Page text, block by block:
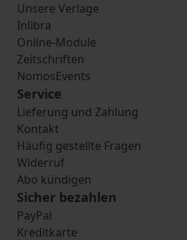
Unsere Verlage
Inlibra
Online-Module
Zeitschriften
NomosEvents
Service
Lieferung und Zahlung
Kontakt
Häufig gestellte Fragen
Widerruf
Abo kündigen
Sicher bezahlen
PayPal
Kreditkarte